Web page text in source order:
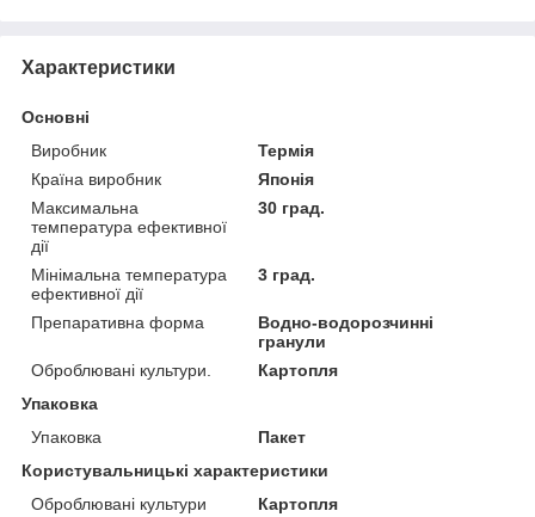
Характеристики
Основні
Виробник
Термія
Країна виробник
Японія
Максимальна
температура ефективної
дії
30 град.
Мінімальна температура
ефективної дії
3 град.
Препаративна форма
Водно-водорозчинні
гранули
Оброблювані культури.
Картопля
Упаковка
Упаковка
Пакет
Користувальницькі характеристики
Оброблювані культури
Картопля